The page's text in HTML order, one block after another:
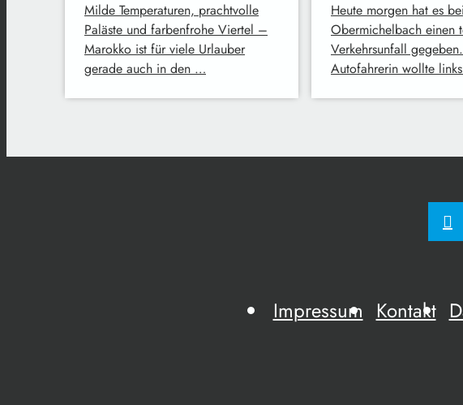
Milde Temperaturen, prachtvolle
Paläste und farbenfrohe Viertel –
Marokko ist für viele Urlauber
gerade auch in den …
Heute morgen hat es bei
Obermichelbach einen
Verkehrsunfall
Autofahrerin wollte
Impressum Kontakt